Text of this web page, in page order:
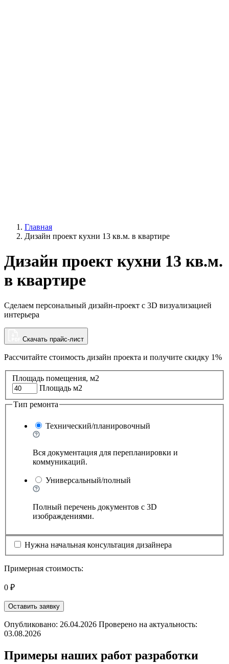
Главная
Дизайн проект кухни 13 кв.м. в квартире
Дизайн проект кухни 13 кв.м.
в квартире
Сделаем персональный дизайн-проект с 3D визуализацией
интерьера
Скачать прайс-лист
Рассчитайте стоимость дизайн проекта и получите скидку 1%
Площадь помещения, м2
Площадь м2
Тип ремонта
Технический/планировочный
Вся документация для перепланировки и
коммуникаций.
Универсальный/полный
Полный перечень документов с 3D
изображдениями.
Нужна начальная консультация дизайнера
Примерная стоимость:
0 ₽
Оставить заявку
Опубликовано: 26.04.2026 Проверено на актуальность:
03.08.2026
Примеры наших работ разработки